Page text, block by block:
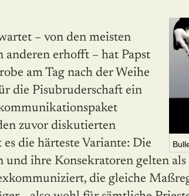
anderen erhofft – hat Papst
am Tag nach der Weihe
die Pisubruderschaft ein
zu­vor diskutierten
die här­teste Variante: Die
ihre Konsekratoren gelten als
die gleiche